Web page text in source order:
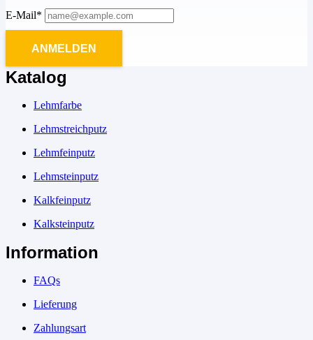
E-Mail*
ANMELDEN
Katalog
Lehmfarbe
Lehmstreichputz
Lehmfeinputz
Lehmsteinputz
Kalkfeinputz
Kalksteinputz
Information
FAQs
Lieferung
Zahlungsart